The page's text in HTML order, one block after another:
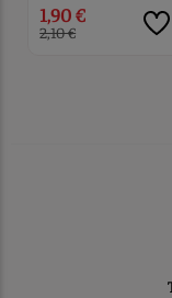
1,90 €
2,10 €